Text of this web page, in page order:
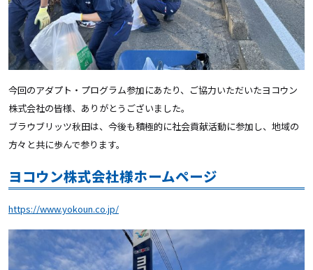
今回のアダプト・プログラム参加にあたり、ご協力いただいたヨコウン
株式会社の皆様、ありがとうございました。
ブラウブリッツ秋田は、今後も積極的に社会貢献活動に参加し、地域の
方々と共に歩んで参ります。
ヨコウン株式会社様ホームページ
https://www.yokoun.co.jp/